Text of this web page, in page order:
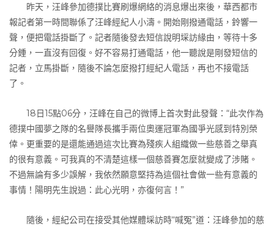
昨天，汪峰參加德撲比賽刷爆網絡的消息爆出來後，華西都市
報記者第一時間聯係了汪峰經紀人小濤。開始剛撥通電話，鈴響一
聲，便把電話掛斷了。記者隨後發去短信說明埰訪緣由，等待十多
分鍾，一直沒有回復。好不容易打通電話，他一聽說是剛發短信的
記者，立馬掛斷，隨後不論怎麼撥打經紀人電話，再也不接電話
了。
18日15點06分，汪峰在自己的微博上首次對此發聲：“此次作為
德撲中國夢之隊的名譽隊長攜手兩位奧運冠軍為國爭光感到特別榮
倖。更重要的是還能通過這次比賽為殘疾人組織做一些慈善之舉真
的很有意義。可我真的不清楚這樣一個慈善賽怎麼就變成了涉賭。
不過無論有多少誤解，我依然願意堅持為這個社會做一些有意義的
事情！陽明先生說過：此心光明，亦復何言！”
隨後，經紀公司在接受其他媒體埰訪時“喊冤”道：汪峰參加的慈